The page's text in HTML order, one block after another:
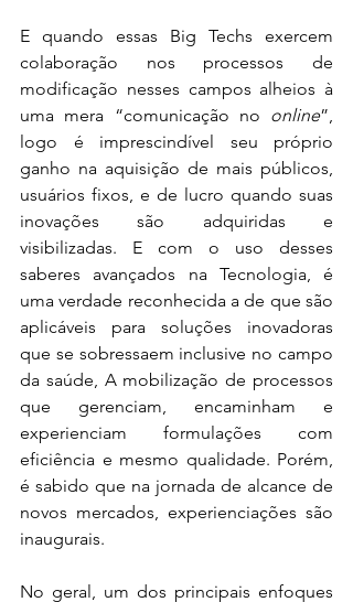
E quando essas Big Techs exercem
colaboração nos processos de
modificação nesses campos alheios à
uma mera “comunicação no online”,
logo é imprescindível seu próprio
ganho na aquisição de mais públicos,
usuários fixos, e de lucro quando suas
inovações são adquiridas e
visibilizadas. E com o uso desses
saberes avançados na Tecnologia, é
uma verdade reconhecida a de que são
aplicáveis para soluções inovadoras
que se sobressaem inclusive no campo
da saúde, A mobilização de processos
que gerenciam, encaminham e
experienciam formulações com
eficiência e mesmo qualidade. Porém,
é sabido que na jornada de alcance de
novos mercados, experienciações são
inaugurais.
No geral, um dos principais enfoques